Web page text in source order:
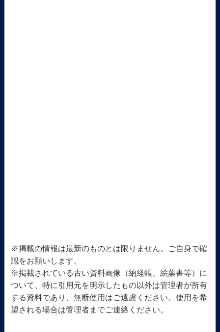
※掲載の情報は最新のものとは限りません。ご自身で確
認をお願いします。
※掲載されている古い資料画像（納経帳、絵葉書等）に
ついて、特に引用元を明示したもの以外は管理者が所有
する資料であり、無断使用はご遠慮ください。使用を希
望される場合は管理者までご連絡ください。